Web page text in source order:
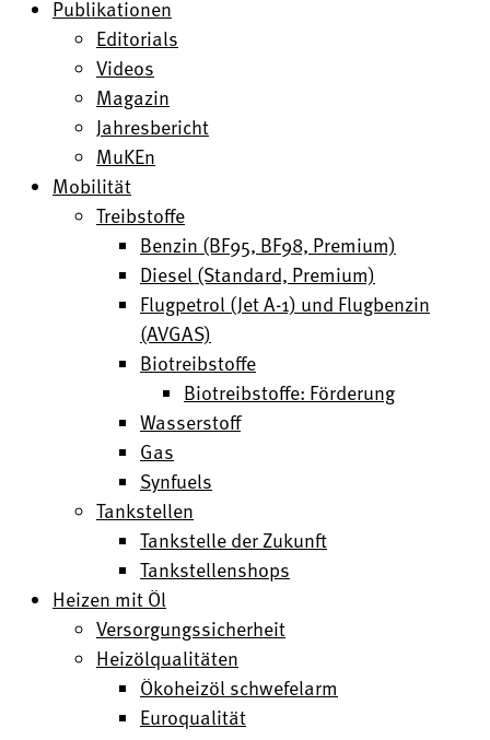
Publikationen
Editorials
Videos
Magazin
Jahresbericht
MuKEn
Mobilität
Treibstoffe
Benzin (BF95, BF98, Premium)
Diesel (Standard, Premium)
Flugpetrol (Jet A-1) und Flugbenzin
(AVGAS)
Biotreibstoffe
Biotreibstoffe: Förderung
Wasserstoff
Gas
Synfuels
Tankstellen
Tankstelle der Zukunft
Tankstellenshops
Heizen mit Öl
Versorgungssicherheit
Heizölqualitäten
Ökoheizöl schwefelarm
Euroqualität